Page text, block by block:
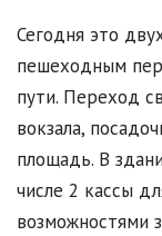
Сегодня это
пешеходным
пути. Переход
вокзала,
площадь. В
числе 2 кассы
возможностями